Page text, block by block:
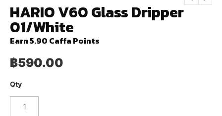
HARIO V60 Glass Dripper
01/White
Earn 5.90 Caffa Points
฿590.00